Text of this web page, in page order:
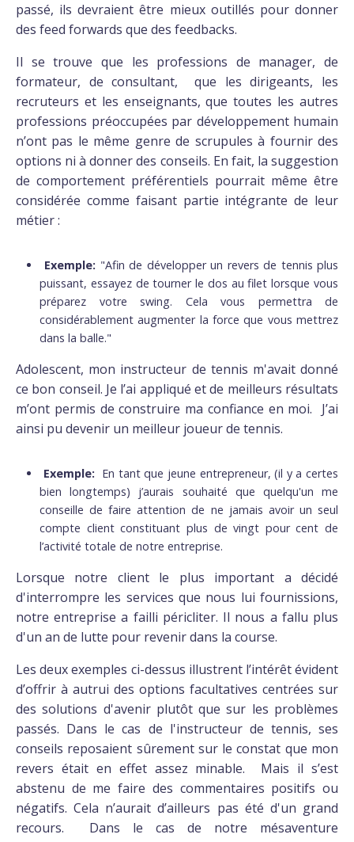
passé, ils devraient être mieux outillés pour donner
des feed forwards que des feedbacks.
Il se trouve que les professions de manager, de
formateur, de consultant, que les dirigeants, les
recruteurs et les enseignants, que toutes les autres
professions préoccupées par développement humain
n’ont pas le même genre de scrupules à fournir des
options ni à donner des conseils. En fait, la suggestion
de comportement préférentiels pourrait même être
considérée comme faisant partie intégrante de leur
métier :
Exemple: "Afin de développer un revers de tennis plus
puissant, essayez de tourner le dos au filet lorsque vous
préparez votre swing. Cela vous permettra de
considérablement augmenter la force que vous mettrez
dans la balle."
Adolescent, mon instructeur de tennis m'avait donné
ce bon conseil. Je l’ai appliqué et de meilleurs résultats
m’ont permis de construire ma confiance en moi. J’ai
ainsi pu devenir un meilleur joueur de tennis.
Exemple: En tant que jeune entrepreneur, (il y a certes
bien longtemps) j’aurais souhaité que quelqu'un me
conseille de faire attention de ne jamais avoir un seul
compte client constituant plus de vingt pour cent de
l’activité totale de notre entreprise.
Lorsque notre client le plus important a décidé
d'interrompre les services que nous lui fournissions,
notre entreprise a failli péricliter. Il nous a fallu plus
d'un an de lutte pour revenir dans la course.
Les deux exemples ci-dessus illustrent l’intérêt évident
d’offrir à autrui des options facultatives centrées sur
des solutions d'avenir plutôt que sur les problèmes
passés. Dans le cas de l'instructeur de tennis, ses
conseils reposaient sûrement sur le constat que mon
revers était en effet assez minable. Mais il s’est
abstenu de me faire des commentaires positifs ou
négatifs. Cela n’aurait d’ailleurs pas été d'un grand
recours. Dans le cas de notre mésaventure